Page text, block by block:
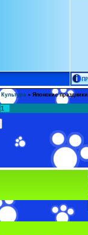
Культура » Японские праздники
1